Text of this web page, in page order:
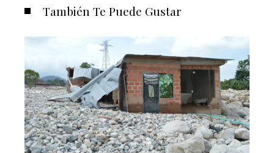
También Te Puede Gustar